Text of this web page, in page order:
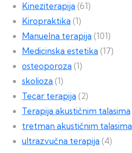
Kineziterapija (61)
Kiropraktika (1)
Manuelna terapija (101)
Medicinska estetika (17)
osteoporoza (1)
skolioza (1)
Tecar terapija (2)
Terapija akustičnim talasima
tretman akustičnim talasima
ultrazvučna terapija (4)